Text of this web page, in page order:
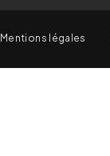
Mentions légales